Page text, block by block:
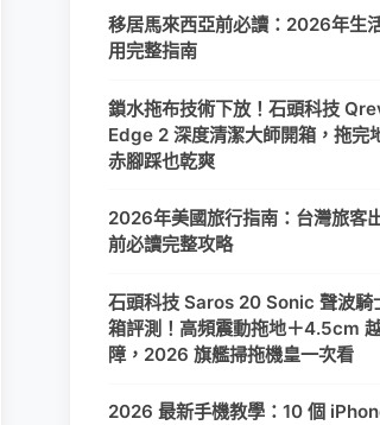
移居馬來西亞前必讀：2026年生
用完整指南
鎖水拖布技術下放！石頭科技
Edge 2 深度清潔大師開箱，拖完
赤腳踩也乾爽
2026年美國旅行指南：台灣旅客
前必讀完整攻略
石頭科技 Saros 20 Sonic 聲波騎
箱評測！高頻震動拖地＋4.5cm
障，2026 旗艦掃拖機皇一次看
2026 最新手機教學：10 個